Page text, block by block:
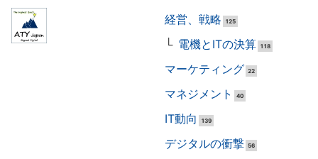
経営、戦略 125
電機とITの決算 118
マーケティング 22
マネジメント 40
IT動向 139
デジタルの衝撃 56